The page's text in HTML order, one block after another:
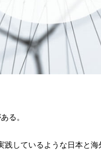
る。
しているような日本と